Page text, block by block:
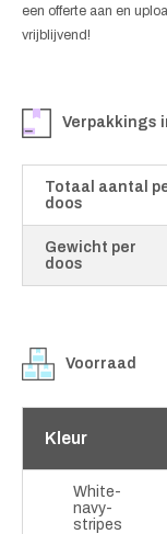
een offerte aan en
vrijblijvend!
Verpakkings
Totaal aantal
doos
Gewicht per
doos
Voorraad
Kleur
White-
navy-
stripes